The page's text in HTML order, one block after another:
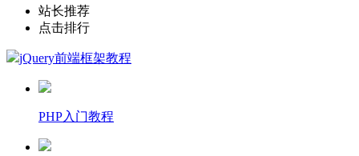
站长推荐
点击排行
jQuery前端框架教程
PHP入门教程